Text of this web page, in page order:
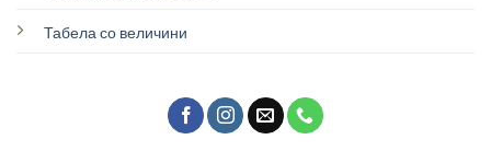
Табела со величини